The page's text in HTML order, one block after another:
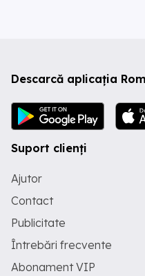
Descarcă aplicația
Suport clienți
Ajutor
Contact
Publicitate
Întrebări frecvente
Abonament VIP